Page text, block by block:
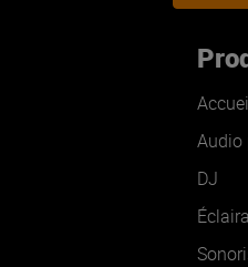
Audio
DJ